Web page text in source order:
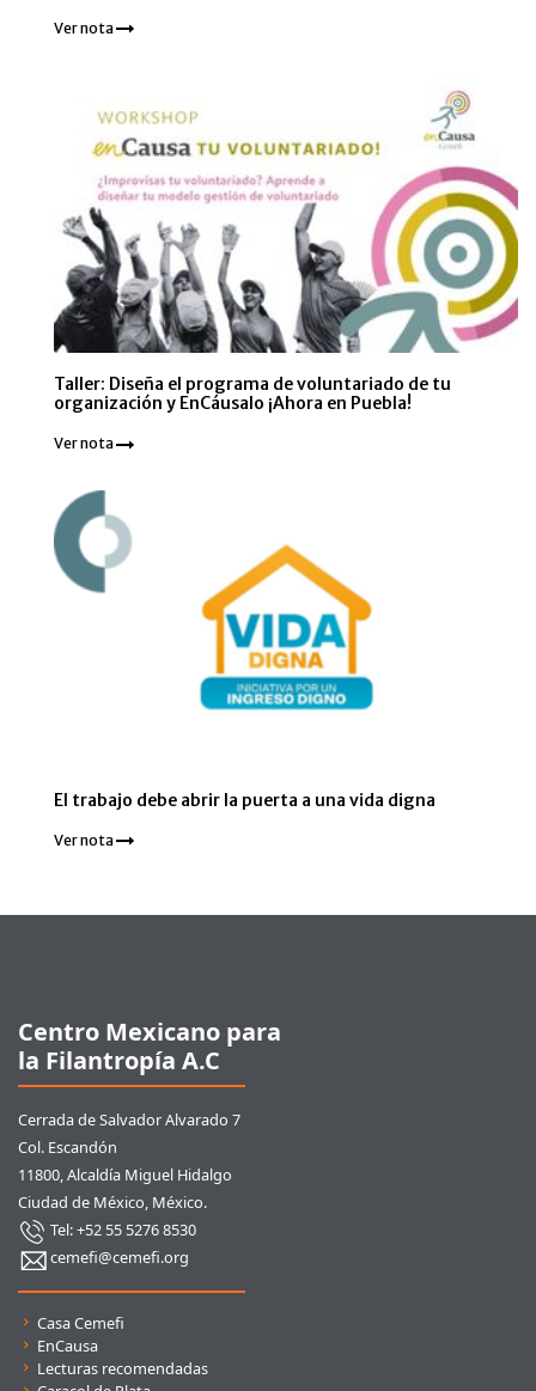
Ver nota
Taller: Diseña el programa de voluntariado de tu
organización y EnCáusalo ¡Ahora en Puebla!
Ver nota
El trabajo debe abrir la puerta a una vida digna
Ver nota
Centro Mexicano para
la Filantropía A.C
Cerrada de Salvador Alvarado 7
Col. Escandón
11800, Alcaldía Miguel Hidalgo
Ciudad de México, México.
Tel: +52 55 5276 8530
cemefi@cemefi.org
Casa Cemefi
EnCausa
Lecturas recomendadas